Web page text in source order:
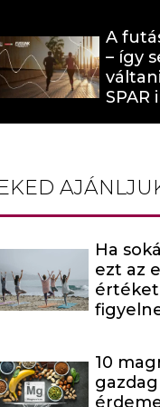
A
– így
SPAR
Ha
ezt az
10